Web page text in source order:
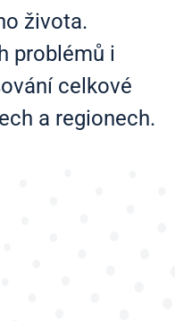
života.
problémů i
celkové
a regionech.